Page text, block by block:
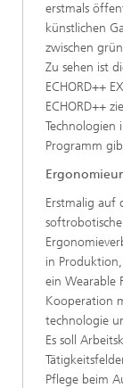
erstmals
künstlichen
zwischen
Zu sehen ist
ECHORD++
ECHORD++
Technologien
Programm
Erstmalig auf
in
ein Wearable
Kooperation
technologie
Es soll
Pflege beim